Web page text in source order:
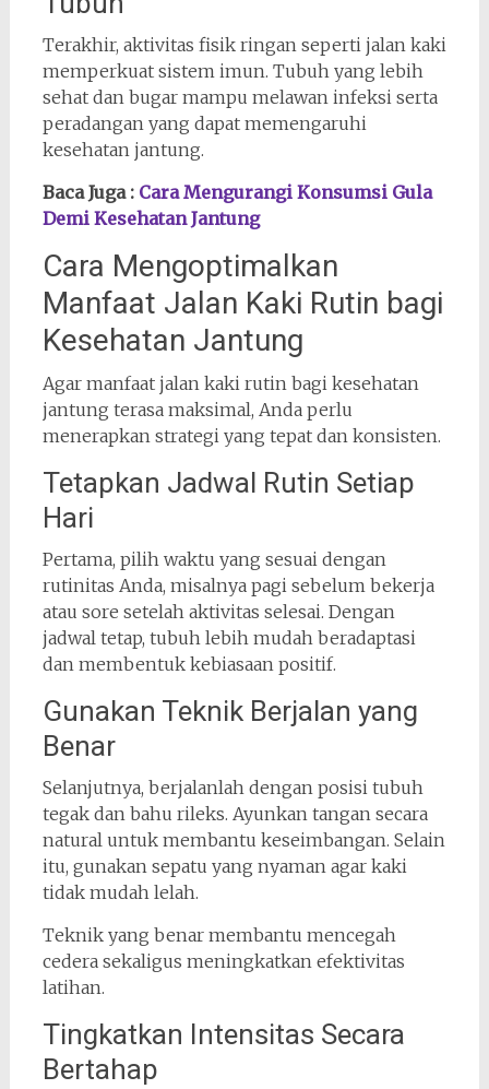
Terakhir, aktivitas fisik ringan seperti jalan kaki
memperkuat sistem imun. Tubuh yang lebih
sehat dan bugar mampu melawan infeksi serta
peradangan yang dapat memengaruhi
kesehatan jantung.
Baca Juga : Cara Mengurangi Konsumsi Gula
Demi Kesehatan Jantung
Cara Mengoptimalkan
Manfaat Jalan Kaki Rutin bagi
Kesehatan Jantung
Agar manfaat jalan kaki rutin bagi kesehatan
jantung terasa maksimal, Anda perlu
menerapkan strategi yang tepat dan konsisten.
Tetapkan Jadwal Rutin Setiap
Hari
Pertama, pilih waktu yang sesuai dengan
rutinitas Anda, misalnya pagi sebelum bekerja
atau sore setelah aktivitas selesai. Dengan
jadwal tetap, tubuh lebih mudah beradaptasi
dan membentuk kebiasaan positif.
Gunakan Teknik Berjalan yang
Benar
Selanjutnya, berjalanlah dengan posisi tubuh
tegak dan bahu rileks. Ayunkan tangan secara
natural untuk membantu keseimbangan. Selain
itu, gunakan sepatu yang nyaman agar kaki
tidak mudah lelah.
Teknik yang benar membantu mencegah
cedera sekaligus meningkatkan efektivitas
latihan.
Tingkatkan Intensitas Secara
Bertahap